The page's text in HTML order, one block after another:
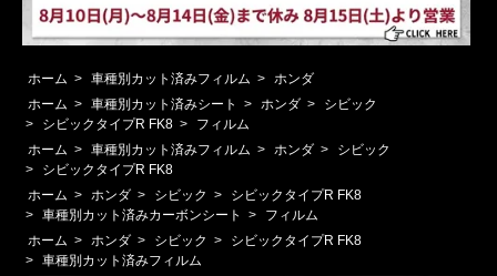
ホーム > 車種別カット済みフィルム > ホンダ
ホーム > 車種別カット済みシート > ホンダ >
シビック
>
シビックタイプR FK8 >
フィルム
ホーム > 車種別カット済みフィルム > ホンダ >
シビック
>
シビックタイプR FK8
ホーム > ホンダ > シビック >
シビックタイプR FK8
> 車種別カット済みカーボンシート >
フィルム
ホーム > ホンダ > シビック >
シビックタイプR FK8
> 車種別カット済みフィルム